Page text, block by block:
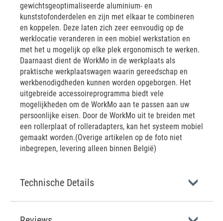
gewichtsgeoptimaliseerde aluminium- en
kunststofonderdelen en zijn met elkaar te combineren
en koppelen. Deze laten zich zeer eenvoudig op de
werklocatie veranderen in een mobiel werkstation en
met het u mogelijk op elke plek ergonomisch te werken.
Daarnaast dient de WorkMo in de werkplaats als
praktische werkplaatswagen waarin gereedschap en
werkbenodigdheden kunnen worden opgeborgen. Het
uitgebreide accessoireprogramma biedt vele
mogelijkheden om de WorkMo aan te passen aan uw
persoonlijke eisen. Door de WorkMo uit te breiden met
een rollerplaat of rolleradapters, kan het systeem mobiel
gemaakt worden.(Overige artikelen op de foto niet
inbegrepen, levering alleen binnen België)
Technische Details